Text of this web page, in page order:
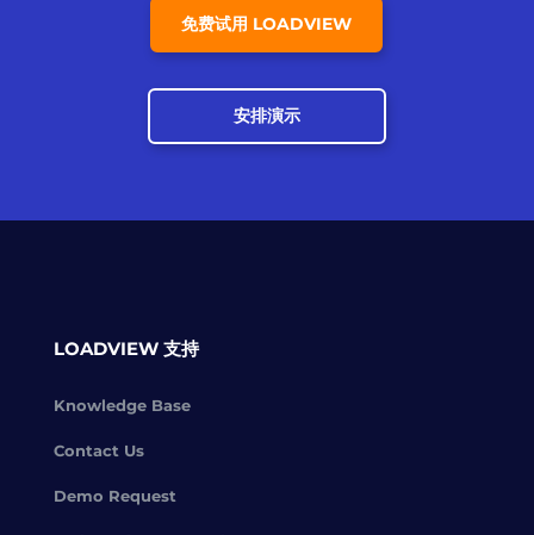
免费试用 LOADVIEW
安排演示
LOADVIEW 支持
Knowledge Base
Contact Us
Demo Request